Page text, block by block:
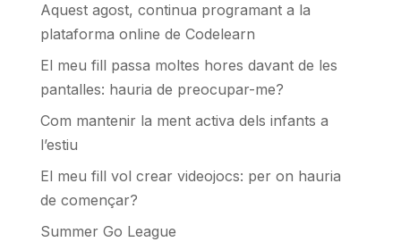
Aquest agost, continua programant a la
plataforma online de Codelearn
El meu fill passa moltes hores davant de les
pantalles: hauria de preocupar-me?
Com mantenir la ment activa dels infants a
l’estiu
El meu fill vol crear videojocs: per on hauria
de començar?
Summer Go League